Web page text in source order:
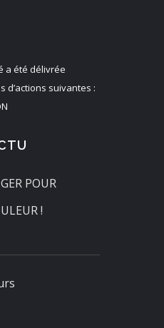
a été délivrée
d’actions suivantes :
POUR
!